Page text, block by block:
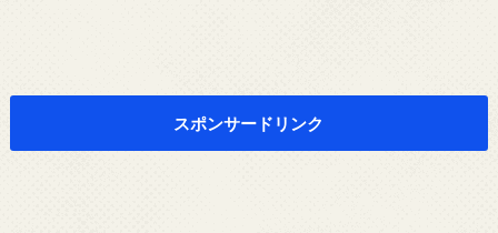
スポンサードリンク